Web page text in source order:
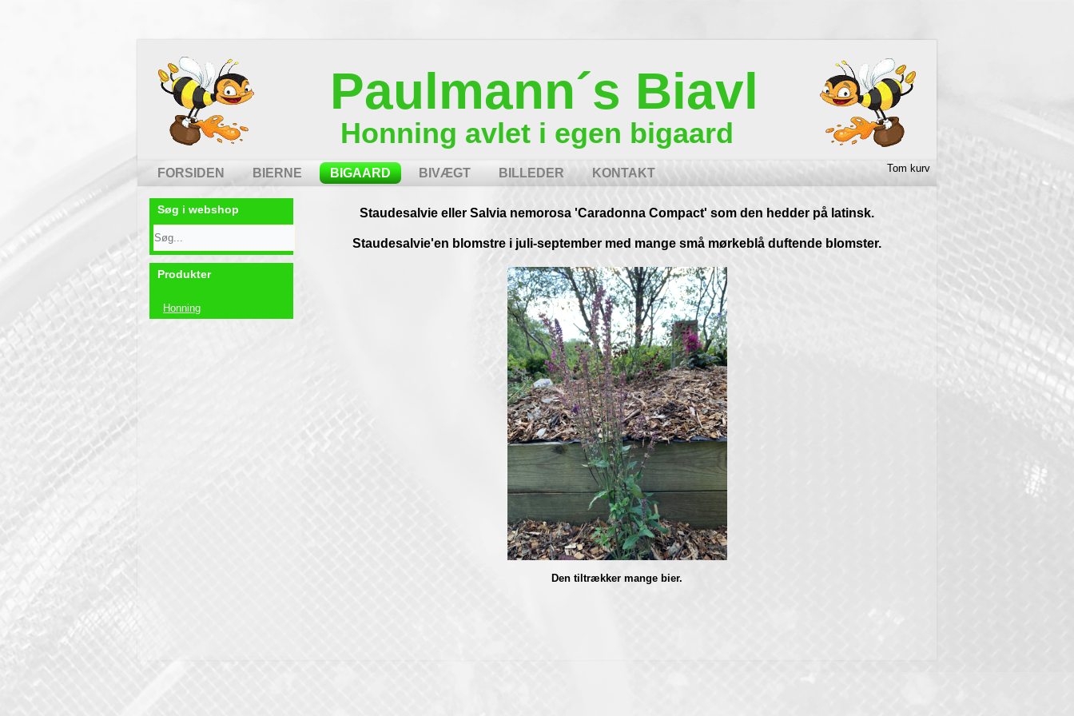
Paulmann´s Biavl
Honning avlet i egen bigaard
Tom kurv
FORSIDEN BIERNE BIGAARD BIVÆGT BILLEDER KONTAKT
Søg i webshop
Produkter
Honning
Staudesalvie eller Salvia nemorosa 'Caradonna Compact' som den hedder på latinsk.
Staudesalvie'en blomstre i juli-september med mange små mørkeblå duftende blomster.
Den tiltrækker mange bier.